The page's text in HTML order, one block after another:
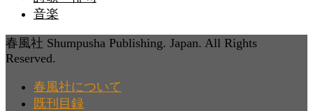
音楽
春風社 Shumpusha Publishing. Japan. All Rights
Reserved.
春風社について
既刊目録